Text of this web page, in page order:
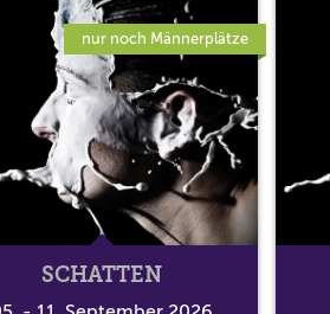
nur noch Männerplätze
SCHATTEN